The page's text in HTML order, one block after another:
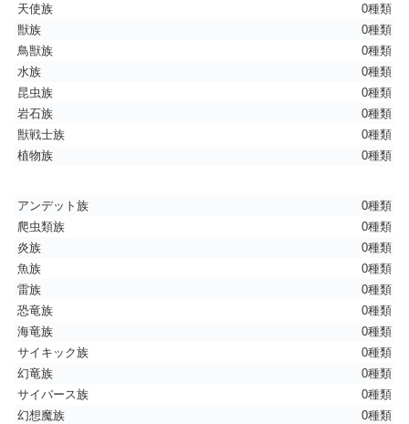
天使族
0種類
獣族
0種類
鳥獣族
0種類
水族
0種類
昆虫族
0種類
岩石族
0種類
獣戦士族
0種類
植物族
0種類
アンデット族
0種類
爬虫類族
0種類
炎族
0種類
魚族
0種類
雷族
0種類
恐竜族
0種類
海竜族
0種類
サイキック族
0種類
幻竜族
0種類
サイバース族
0種類
幻想魔族
0種類